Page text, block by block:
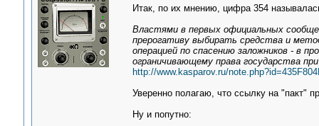
Итак, по их мнению, цифра 354
Властями в первых официальных
прерогативу выбирать средства и
операцией по спасению заложников - в
ограничивающему права государства
http://www.kasparov.ru/
Уверенно полагаю, что ссылку на "пакт"
Ну и попутно: